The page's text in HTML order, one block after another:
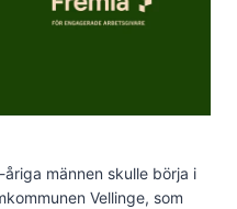
männen skulle börja i
Vellinge, som